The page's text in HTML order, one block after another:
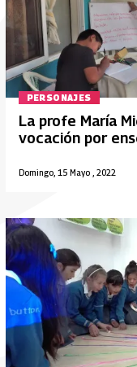
PERSONAJES
Domingo, 15 Mayo , 2022
La profe María
vocación por